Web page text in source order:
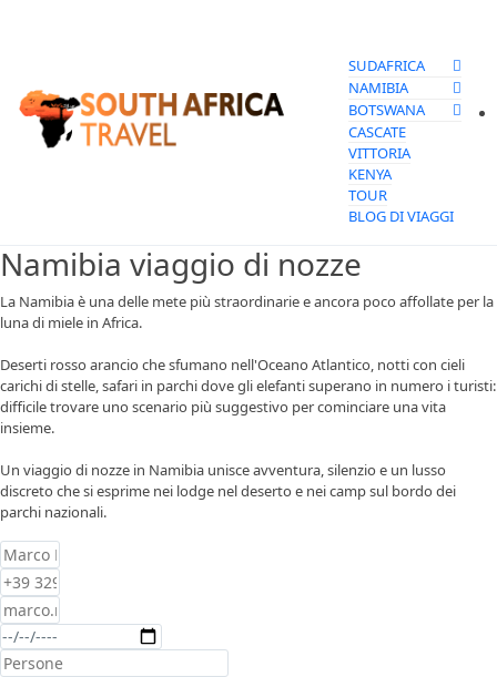
SUDAFRICA
NAMIBIA
BOTSWANA
CASCATE
VITTORIA
KENYA
TOUR
BLOG DI VIAGGI
Namibia viaggio di nozze
La Namibia è una delle mete più straordinarie e ancora poco affollate per la
luna di miele in Africa.
Deserti rosso arancio che sfumano nell'Oceano Atlantico, notti con cieli
carichi di stelle, safari in parchi dove gli elefanti superano in numero i turisti:
difficile trovare uno scenario più suggestivo per cominciare una vita
insieme.
Un viaggio di nozze in Namibia unisce avventura, silenzio e un lusso
discreto che si esprime nei lodge nel deserto e nei camp sul bordo dei
parchi nazionali.